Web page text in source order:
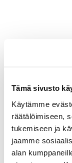
Tämä sivusto
Käytämme
räätälöimiseen,
tukemiseen ja
jaamme
alan
Kaivopihan Pantti
11.8.2026